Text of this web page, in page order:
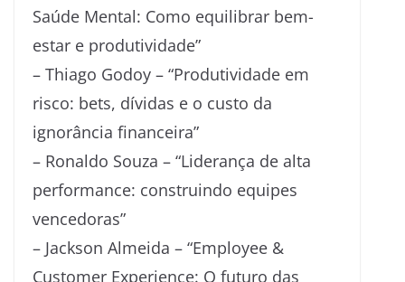
Saúde Mental: Como equilibrar bem-
estar e produtividade”
– Thiago Godoy – “Produtividade em
risco: bets, dívidas e o custo da
ignorância financeira”
– Ronaldo Souza – “Liderança de alta
performance: construindo equipes
vencedoras”
– Jackson Almeida – “Employee &
Customer Experience: O futuro das